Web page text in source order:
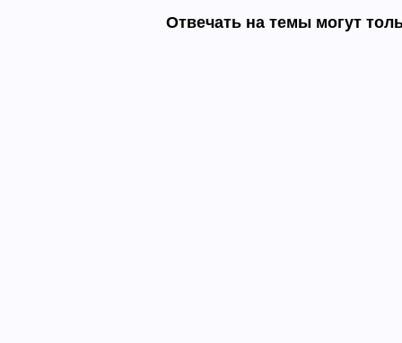
Отвечать на темы могут